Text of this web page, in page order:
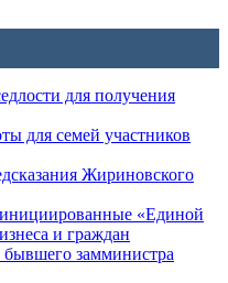
для получения
для семей участников
Жириновского
«Единой
и граждан
бывшего замминистра